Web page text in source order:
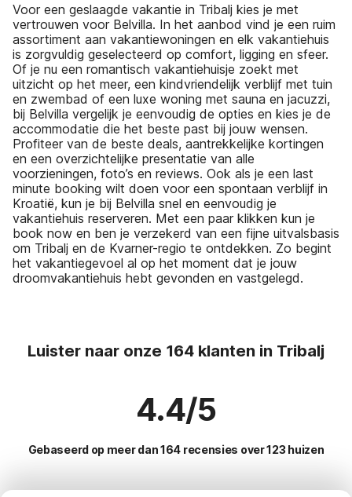
Voor een geslaagde vakantie in Tribalj kies je met
vertrouwen voor Belvilla. In het aanbod vind je een ruim
assortiment aan vakantiewoningen en elk vakantiehuis
is zorgvuldig geselecteerd op comfort, ligging en sfeer.
Of je nu een romantisch vakantiehuisje zoekt met
uitzicht op het meer, een kindvriendelijk verblijf met tuin
en zwembad of een luxe woning met sauna en jacuzzi,
bij Belvilla vergelijk je eenvoudig de opties en kies je de
accommodatie die het beste past bij jouw wensen.
Profiteer van de beste deals, aantrekkelijke kortingen
en een overzichtelijke presentatie van alle
voorzieningen, foto’s en reviews. Ook als je een last
minute booking wilt doen voor een spontaan verblijf in
Kroatië, kun je bij Belvilla snel en eenvoudig je
vakantiehuis reserveren. Met een paar klikken kun je
book now en ben je verzekerd van een fijne uitvalsbasis
om Tribalj en de Kvarner-regio te ontdekken. Zo begint
het vakantiegevoel al op het moment dat je jouw
droomvakantiehuis hebt gevonden en vastgelegd.
Luister naar onze 164 klanten in Tribalj
4.4/5
Gebaseerd op meer dan 164 recensies over 123 huizen